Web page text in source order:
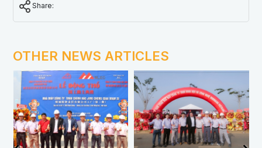
Share:
OTHER NEWS ARTICLES